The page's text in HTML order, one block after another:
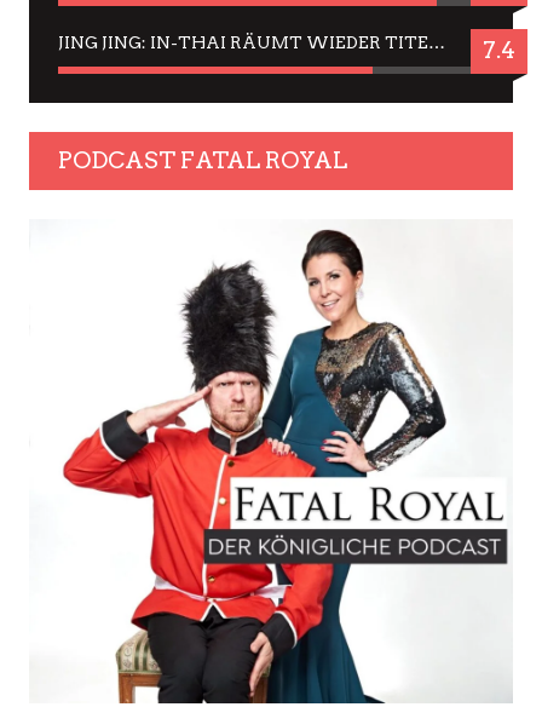
JING JING: IN-THAI RÄUMT WIEDER TITEL AB – EIN ZWEI-STUNDEN-ERLEBNISBERICHT 7.4
PODCAST FATAL ROYAL